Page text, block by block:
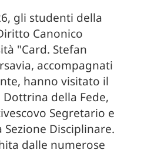
gli studenti della
Canonico
"Card. Stefan
accompagnati
hanno visitato il
della Fede,
Segretario e
Disciplinare.
dalle numerose